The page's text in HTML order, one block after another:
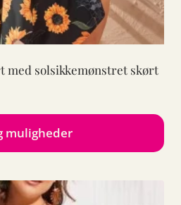
med solsikkemønstret skørt
muligheder